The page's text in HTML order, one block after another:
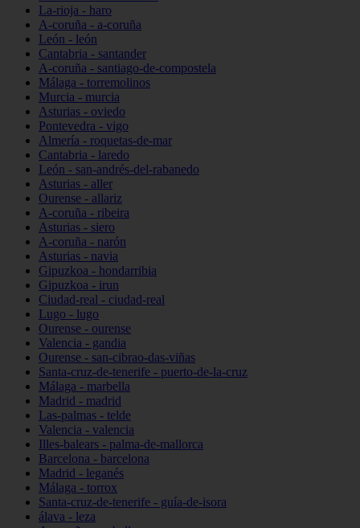
La-rioja - haro
A-coruña - a-coruña
León - león
Cantabria - santander
A-coruña - santiago-de-compostela
Málaga - torremolinos
Murcia - murcia
Asturias - oviedo
Pontevedra - vigo
Almería - roquetas-de-mar
Cantabria - laredo
León - san-andrés-del-rabanedo
Asturias - aller
Ourense - allariz
A-coruña - ribeira
Asturias - siero
A-coruña - narón
Asturias - navia
Gipuzkoa - hondarribia
Gipuzkoa - irun
Ciudad-real - ciudad-real
Lugo - lugo
Ourense - ourense
Valencia - gandia
Ourense - san-cibrao-das-viñas
Santa-cruz-de-tenerife - puerto-de-la-cruz
Málaga - marbella
Madrid - madrid
Las-palmas - telde
Valencia - valencia
Illes-balears - palma-de-mallorca
Barcelona - barcelona
Madrid - leganés
Málaga - torrox
Santa-cruz-de-tenerife - guía-de-isora
álava - leza